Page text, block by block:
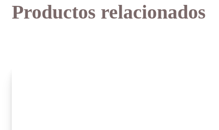
Productos relacionados